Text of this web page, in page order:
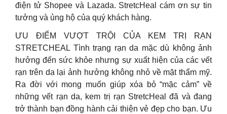
điện tử Shopee và Lazada. StretcHeal cám ơn sự tin
tưởng và ủng hộ của quý khách hàng.
ƯU ĐIỂM VƯỢT TRỘI CỦA KEM TRỊ RẠN
STRETCHEAL Tình trạng rạn da mặc dù không ảnh
hưởng đến sức khỏe nhưng sự xuất hiện của các vết
rạn trên da lại ảnh hưởng không nhỏ về mặt thẩm mỹ.
Ra đời với mong muốn giúp xóa bỏ “mặc cảm” về
những vết rạn da, kem trị rạn StretcHeal đã và đang
trở thành bạn đồng hành cải thiện vẻ đẹp cho bạn. Ưu